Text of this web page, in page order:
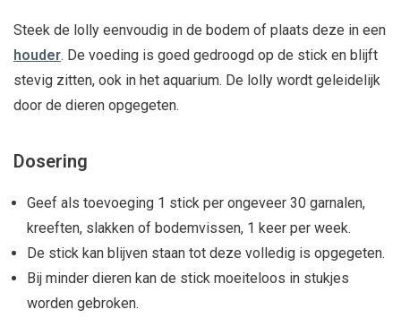
Steek de lolly eenvoudig in de bodem of plaats deze in een
houder. De voeding is goed gedroogd op de stick en blijft
stevig zitten, ook in het aquarium. De lolly wordt geleidelijk
door de dieren opgegeten.
Dosering
Geef als toevoeging 1 stick per ongeveer 30 garnalen,
kreeften, slakken of bodemvissen, 1 keer per week.
De stick kan blijven staan tot deze volledig is opgegeten.
Bij minder dieren kan de stick moeiteloos in stukjes
worden gebroken.